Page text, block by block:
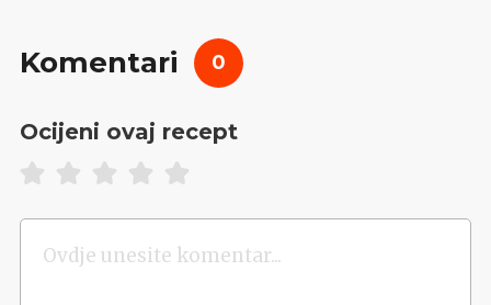
Komentari 0
Ocijeni ovaj recept